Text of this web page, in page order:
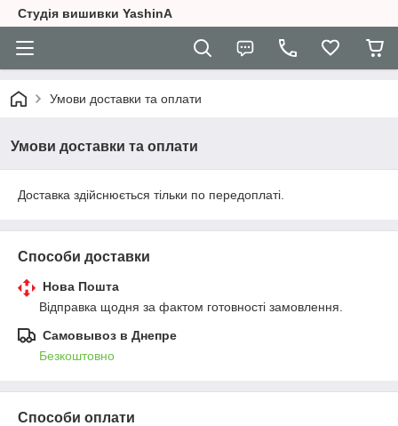
Студія вишивки YashinA
Умови доставки та оплати
Умови доставки та оплати
Доставка здійснюється тільки по передоплаті.
Способи доставки
Нова Пошта
Відправка щодня за фактом готовності замовлення.
Самовывоз в Днепре
Безкоштовно
Способи оплати